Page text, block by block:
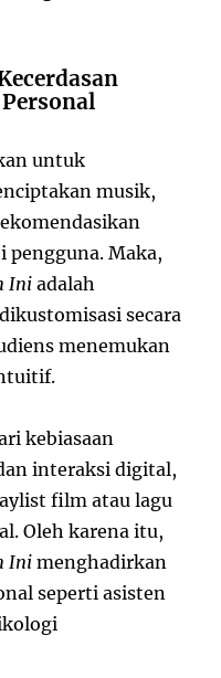
untuk
musik,
pengguna. Maka,
Ini adalah
secara
menemukan
kebiasaan
interaksi digital,
film atau lagu
Oleh karena itu,
Ini menghadirkan
seperti asisten